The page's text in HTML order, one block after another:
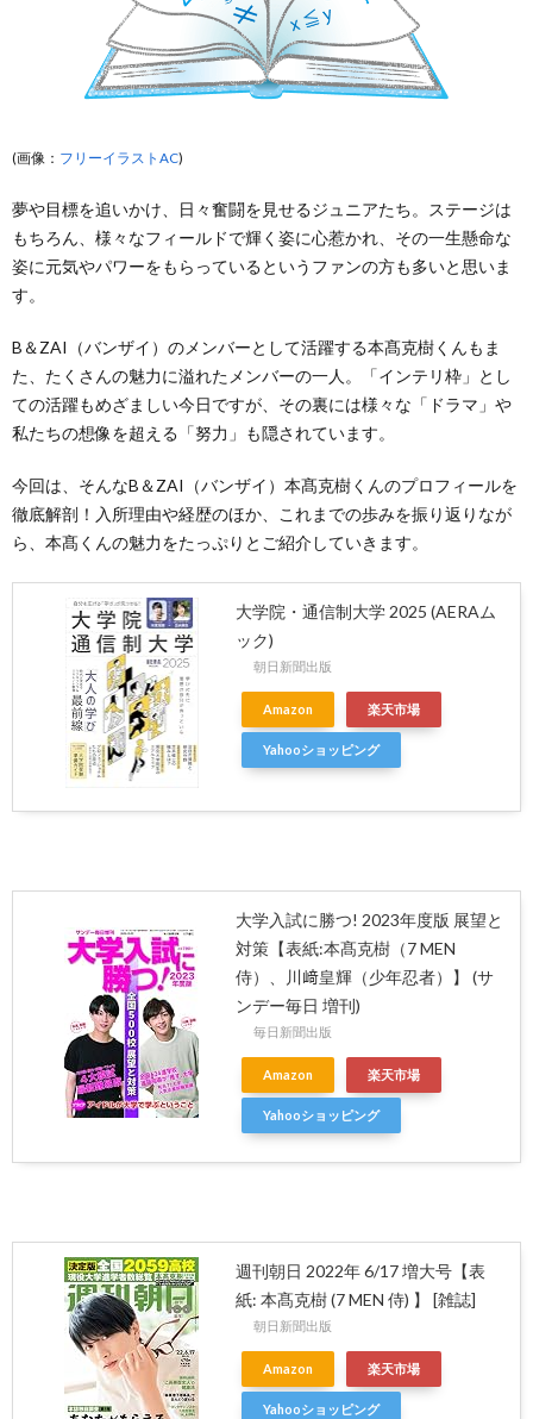
(画像： フリーイラストAC)
夢や目標を追いかけ、日々奮闘を見せるジュニアたち。ステージは
もちろん、様々なフィールドで輝く姿に心惹かれ、その一生懸命な
姿に元気やパワーをもらっているというファンの方も多いと思いま
す。
B＆ZAI（バンザイ）のメンバーとして活躍する本髙克樹くんもま
た、たくさんの魅力に溢れたメンバーの一人。「インテリ枠」とし
ての活躍もめざましい今日ですが、その裏には様々な「ドラマ」や
私たちの想像を超える「努力」も隠されています。
今回は、そんなB＆ZAI（バンザイ）本髙克樹くんのプロフィールを
徹底解剖！入所理由や経歴のほか、これまでの歩みを振り返りなが
ら、本髙くんの魅力をたっぷりとご紹介していきます。
大学院・通信制大学 2025 (AERAム
ック)
朝日新聞出版
Amazon 楽天市場
Yahooショッピング
大学入試に勝つ! 2023年度版 展望と
対策【表紙:本髙克樹（7 MEN
侍）、川﨑皇輝（少年忍者）】 (サ
ンデー毎日 増刊)
毎日新聞出版
Amazon 楽天市場
Yahooショッピング
週刊朝日 2022年 6/17 増大号【表
紙: 本髙克樹 (7 MEN 侍) 】 [雑誌]
朝日新聞出版
Amazon 楽天市場
Yahooショッピング